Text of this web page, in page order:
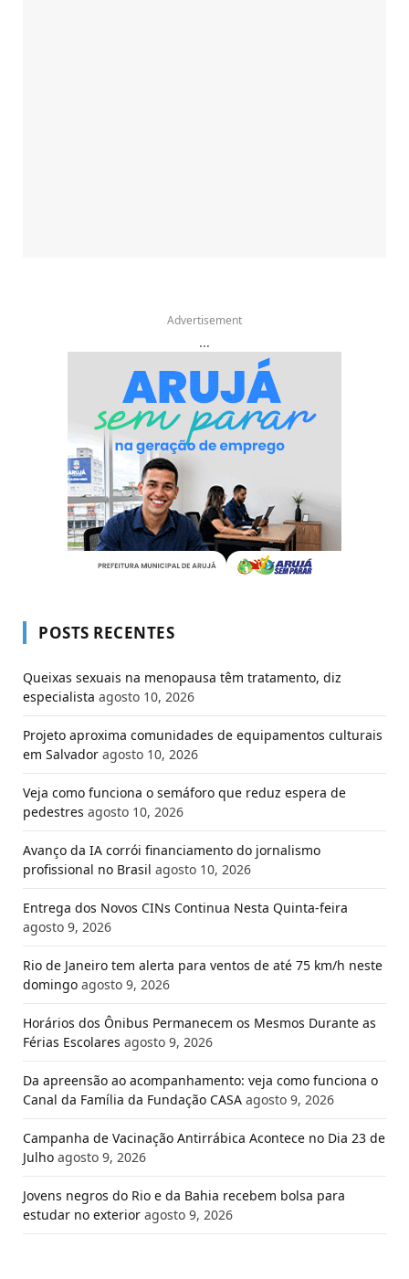
Advertisement
...
POSTS RECENTES
Queixas sexuais na menopausa têm tratamento, diz
especialista agosto 10, 2026
Projeto aproxima comunidades de equipamentos culturais
em Salvador agosto 10, 2026
Veja como funciona o semáforo que reduz espera de
pedestres agosto 10, 2026
Avanço da IA corrói financiamento do jornalismo
profissional no Brasil agosto 10, 2026
Entrega dos Novos CINs Continua Nesta Quinta-feira
agosto 9, 2026
Rio de Janeiro tem alerta para ventos de até 75 km/h neste
domingo agosto 9, 2026
Horários dos Ônibus Permanecem os Mesmos Durante as
Férias Escolares agosto 9, 2026
Da apreensão ao acompanhamento: veja como funciona o
Canal da Família da Fundação CASA agosto 9, 2026
Campanha de Vacinação Antirrábica Acontece no Dia 23 de
Julho agosto 9, 2026
Jovens negros do Rio e da Bahia recebem bolsa para
estudar no exterior agosto 9, 2026